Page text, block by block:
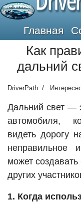
Главная
Как
дальний
DriverPath
Дальний свет —
автомобиля,
видеть дорогу
неправильное
может
других
1. Когда